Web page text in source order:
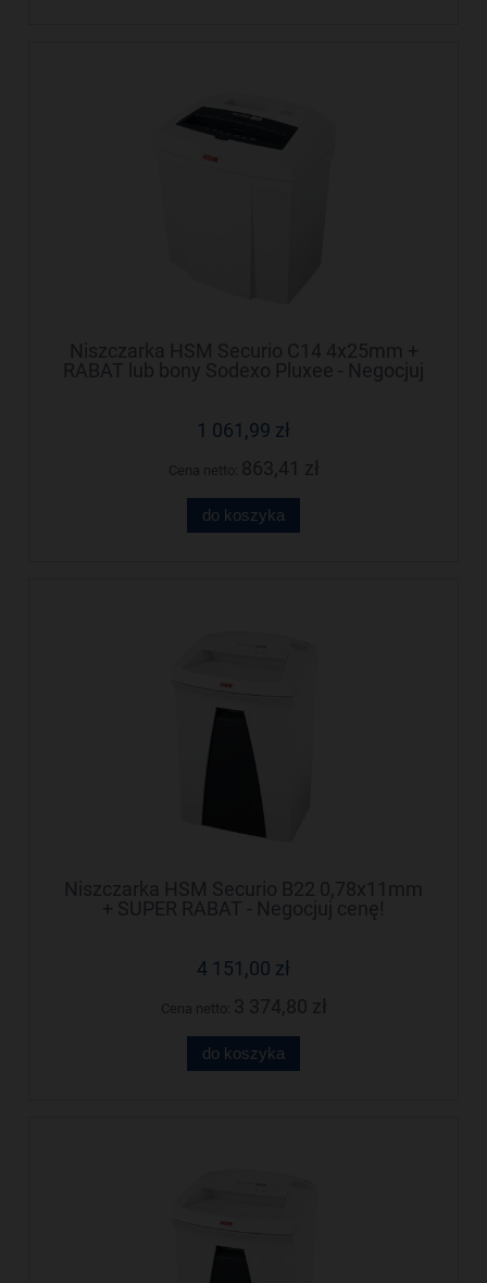
Niszczarka HSM Securio C14 4x25mm +
RABAT lub bony Sodexo Pluxee - Negocjuj
1 061,99 zł
do koszyka
Niszczarka HSM Securio B22 0,78x11mm
+ SUPER RABAT - Negocjuj cenę!
4 151,00 zł
do koszyka